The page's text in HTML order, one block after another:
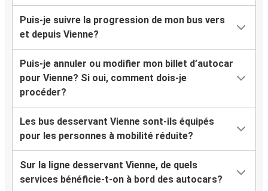
Puis-je suivre la progression de mon bus vers
et depuis Vienne?
Puis-je annuler ou modifier mon billet d’autocar
pour Vienne? Si oui, comment dois-je
procéder?
Les bus desservant Vienne sont-ils équipés
pour les personnes à mobilité réduite?
Sur la ligne desservant Vienne, de quels
services bénéficie-t-on à bord des autocars?